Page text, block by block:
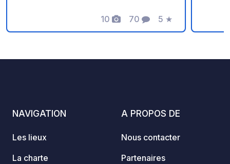
route d'accès est asphaltée (les 100
derniers mètres sont en terre battue et
10
Photos
70
Commentaires
5
Note
★
NAVIGATION
Les lieux
La charte
A PROPOS DE
Nous contacter
Partenaires